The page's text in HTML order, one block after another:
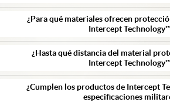
¿Para qué materiales ofrecen
Intercept
¿Hasta qué distancia del material
Intercept
¿Cumplen los productos de Intercept
especificaciones